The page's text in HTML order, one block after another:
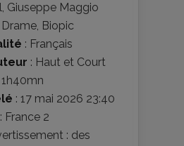
, Giuseppe Maggio
Drame, Biopic
: Français
: Haut et Court
1h40mn
: 17 mai 2026 23:40
: France 2
: des